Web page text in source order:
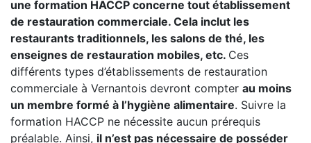
une formation HACCP concerne tout établissement
de restauration commerciale. Cela inclut les
restaurants traditionnels, les salons de thé, les
enseignes de restauration mobiles, etc. Ces
différents types d’établissements de restauration
commerciale à Vernantois devront compter au moins
un membre formé à l’hygiène alimentaire. Suivre la
formation HACCP ne nécessite aucun prérequis
préalable. Ainsi, il n’est pas nécessaire de posséder